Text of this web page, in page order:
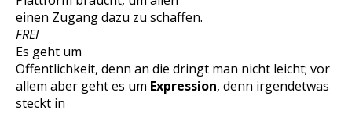
einen Zugang dazu zu schaffen.
FREI
Es geht um
Öffentlichkeit, denn an die dringt man nicht leicht; vor
allem aber geht es um Expression, denn irgendetwas
steckt in